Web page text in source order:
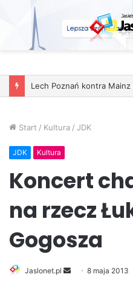
Start / Kultura / JDK
JDK Kultura
Koncert
na rzecz
Gogosza
Jaslonet.pl 8 maja 2013